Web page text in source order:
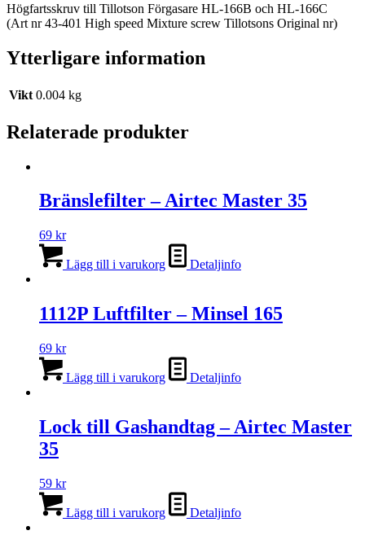
Högfartsskruv till Tillotson Förgasare HL-166B och HL-166C
(Art nr 43-401 High speed Mixture screw Tillotsons Original nr)
Ytterligare information
Vikt 0.004 kg
Relaterade produkter
Bränslefilter – Airtec Master 35
69 kr
Lägg till i varukorg Detaljinfo
1112P Luftfilter – Minsel 165
69 kr
Lägg till i varukorg Detaljinfo
Lock till Gashandtag – Airtec Master
35
59 kr
Lägg till i varukorg Detaljinfo